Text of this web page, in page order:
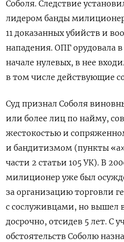
Соболя. Следствие
лидером банды
11 доказанных убийств и
нападения. ОПГ орудовала
начале нулевых, в нее
в том числе действующие
Суд признал Соболя
или более лиц по найму,
жестокостью и
и бандитизмом (пункты
части 2 статьи 105 УК). В
милиционер уже был
за организацию торговли
с сослуживцами, но вышел
досрочно, отсидев 5 лет. С
обстоятельств Соболю